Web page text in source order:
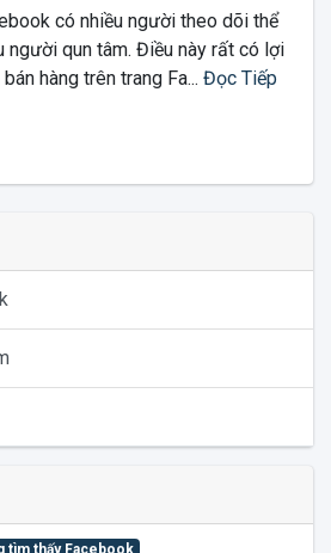
có nhiều người theo dõi thể
người qun tâm. Điều này rất có lợi
hàng trên trang Fa... Đọc Tiếp
tìm thấy Facebook